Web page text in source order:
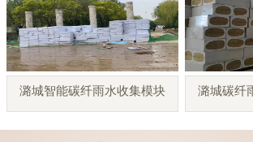
潞城智能碳纤雨水收集模块 潞城碳纤